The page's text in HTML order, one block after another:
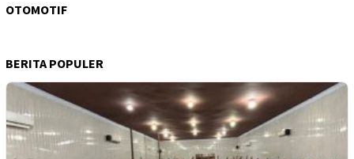
OTOMOTIF
BERITA POPULER